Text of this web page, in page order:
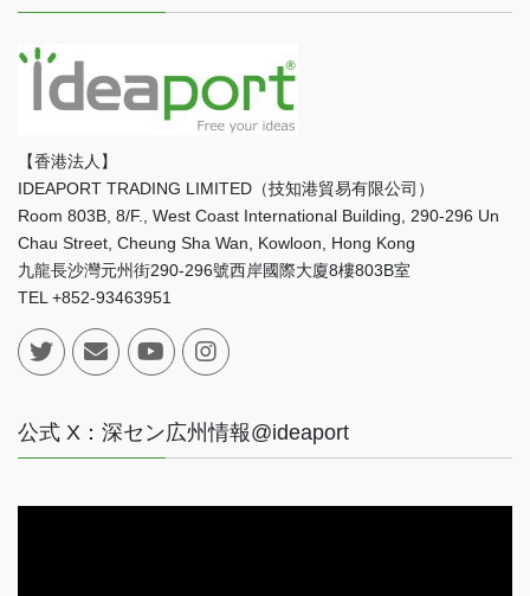
【香港法人】
IDEAPORT TRADING LIMITED（技知港貿易有限公司）
Room 803B, 8/F., West Coast International Building, 290-296 Un
Chau Street, Cheung Sha Wan, Kowloon, Hong Kong
九龍長沙灣元州街290-296號西岸國際大廈8樓803B室
TEL +852-93463951
公式 X：深セン広州情報@ideaport